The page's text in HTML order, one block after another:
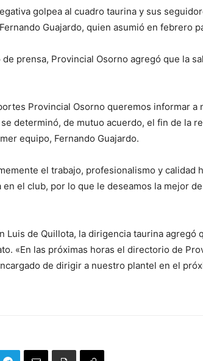
golpea al cuadro taurina y sus
Guajardo, quien asumió en febrero
prensa, Provincial Osorno agregó que la
Provincial Osorno queremos informar a
determinó, de mutuo acuerdo, el fin de la
equipo, Fernando Guajardo.
el trabajo, profesionalismo y calidad
en el club, por lo que le deseamos la mejor
Luis de Quillota, la dirigencia taurina agregó
«En las próximas horas el directorio de
de dirigir a nuestro plantel en el